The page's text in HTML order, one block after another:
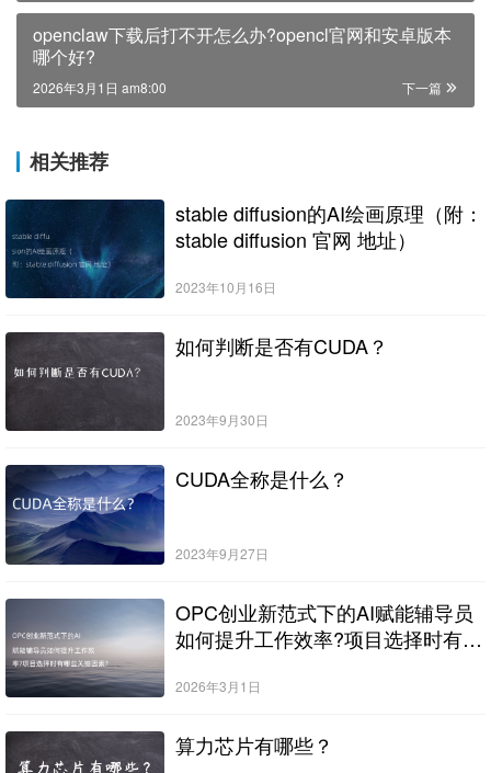
openclaw下载后打不开怎么办?opencl官网和安卓版本
哪个好?
下一篇
2026年3月1日 am8:00
相关推荐
stable diffusion的AI绘画原理（附：
stable diffusion 官网 地址）
2023年10月16日
如何判断是否有CUDA？
2023年9月30日
CUDA全称是什么？
2023年9月27日
OPC创业新范式下的AI赋能辅导员
如何提升工作效率?项目选择时有哪
2026年3月1日
算力芯片有哪些？